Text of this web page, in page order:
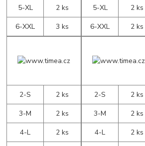
5-XL
2 ks
6-XXL
3 ks
5-XL
2 ks
6-XXL
2 ks
2-S
2 ks
3-M
2 ks
4-L
2 ks
2-S
2 ks
3-M
2 ks
4-L
2 ks